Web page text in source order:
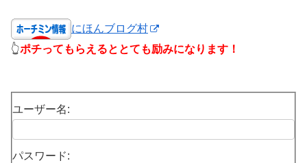
にほんブログ村
👆ポチってもらえるととても励みになります！
ユーザー名:
パスワード: